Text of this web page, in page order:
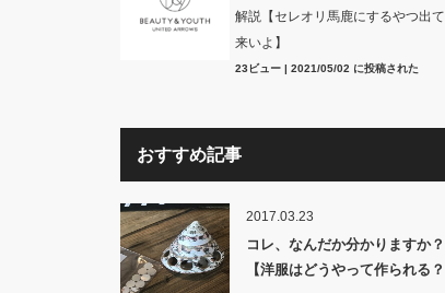
解説【セレオリ馬鹿にするやつ出て
来いよ】
23ビュー| 2021/05/02 に投稿された
おすすめ記事
2017.03.23
コレ、なんだか分かりますか？
【洋服はどうやって作られる？